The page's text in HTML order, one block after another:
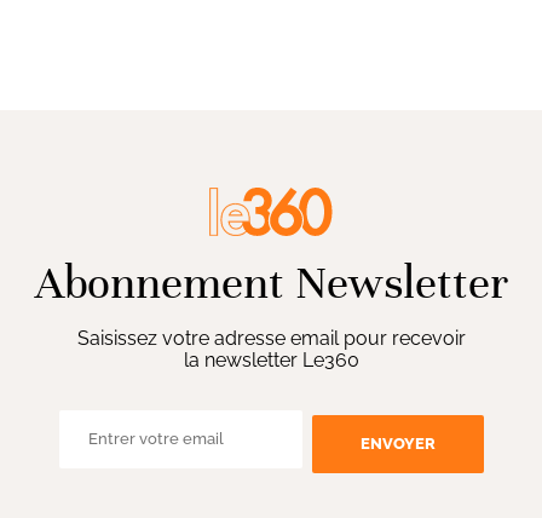
Abonnement Newsletter
Saisissez votre adresse email pour recevoir
la newsletter Le360
ENVOYER